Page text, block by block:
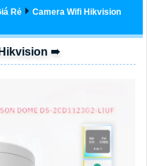
Rẻ
Camera Wifi Hikvision
Hikvision ➠